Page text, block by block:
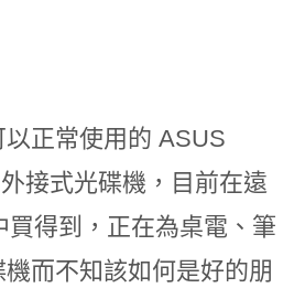
正常使用的 ASUS
接式光碟機，目前在遠
買得到，正在為桌電、筆
而不知該如何是好的朋